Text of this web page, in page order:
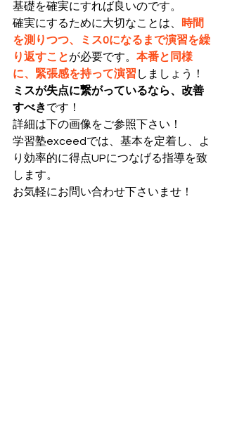
基礎を確実にすれば良いのです。
確実にするために大切なことは、
時間
を測りつつ、ミス0になるまで演習を繰
り返すことが必要です。 本番と同様
に、緊張感を持って演習 しましょう！
ミスが失点に繋がっているなら、改善
すべきです！
詳細は下の画像をご参照下さい！
学習塾exceedでは、基本を定着し、よ
り効率的に得点UPにつなげる指導を致
します。
お気軽にお問い合わせ下さいませ！